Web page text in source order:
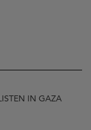
IN GAZA